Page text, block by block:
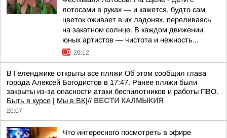
лотосами в руках — и кажется, будто сам
цветок оживает в их ладонях, переливаясь
на закатном солнце. В каждом движении
юных артистов — чистота и нежность...
20:12
В Геленджике открыты все пляжи Об этом сообщил глава
города Алексей Богодистов в 17:47. Ранее пляжи были
закрыты из-за опасности атаки беспилотников и работы ПВО.
Быть в курсе | Мы в ВК|// ВЕСТИ КАЛМЫКИЯ
20:07
Что интересного посмотреть в эфире